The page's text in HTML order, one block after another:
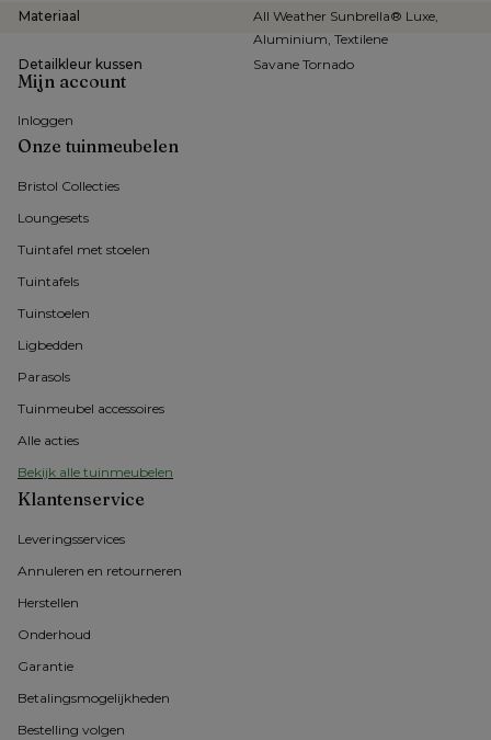
Materiaal
All Weather Sunbrella® Luxe,
Aluminium, Textilene
Detailkleur kussen
Savane Tornado
Onze tuinmeubelen
Bristol Collecties
Loungesets
Tuintafel met stoelen
Tuintafels
Tuinstoelen
Ligbedden
Parasols
Tuinmeubel accessoires
Alle acties
Bekijk alle tuinmeubelen
Klantenservice
Leveringsservices
Annuleren en retourneren
Herstellen
Onderhoud
Garantie
Betalingsmogelijkheden
Bestelling volgen
Mijn account
Inloggen